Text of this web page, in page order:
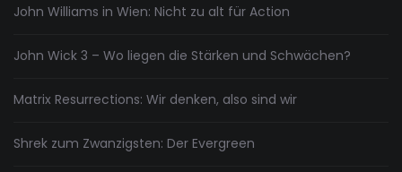
John Williams in Wien: Nicht zu alt für Action
John Wick 3 – Wo liegen die Stärken und Schwächen?
Matrix Resurrections: Wir denken, also sind wir
Shrek zum Zwanzigsten: Der Evergreen